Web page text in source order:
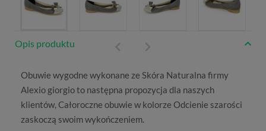
Opis produktu
Obuwie wygodne wykonane ze Skóra Naturalna firmy
Alexio giorgioto następna propozycja dla naszych
klientów, Całoroczne obuwie w kolorze Odcienie szarości
zaskoczą swoim wykończeniem.